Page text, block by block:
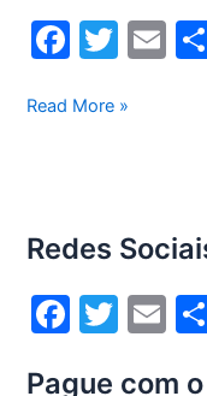
F
c
o
o
k
T
itt
E
Conserto
8,5Kg
Read More »
Redes
F
T
E
Pague com